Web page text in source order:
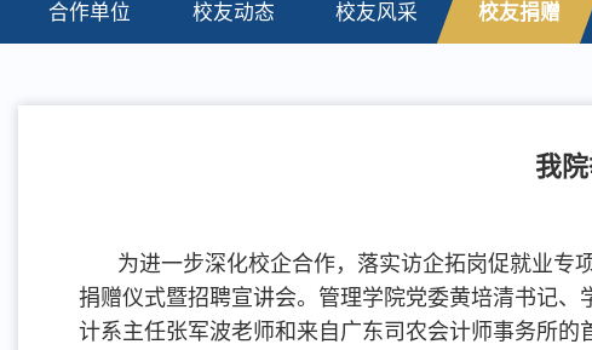
合作单位 校友动态 校友风采 校友捐赠
我
为进一步深化校企合作，落实访企拓岗促就业专
捐赠仪式暨招聘宣讲会。管理学院党委黄培清书记
计系主任张军波老师和来自广东司农会计师事务所